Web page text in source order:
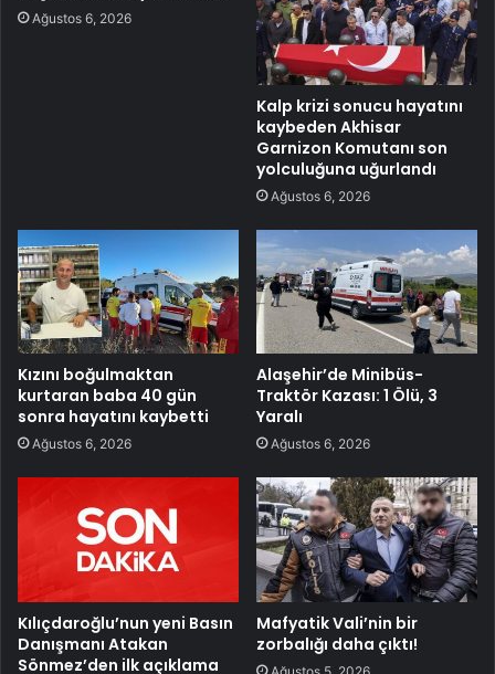
Ağustos 6, 2026
Kalp krizi sonucu hayatını
kaybeden Akhisar
Garnizon Komutanı son
yolculuğuna uğurlandı
Ağustos 6, 2026
Kızını boğulmaktan
kurtaran baba 40 gün
sonra hayatını kaybetti
Ağustos 6, 2026
Alaşehir’de Minibüs-
Traktör Kazası: 1 Ölü, 3
Yaralı
Ağustos 6, 2026
Kılıçdaroğlu’nun yeni Basın
Danışmanı Atakan
Sönmez’den ilk açıklama
Mafyatik Vali’nin bir
zorbalığı daha çıktı!